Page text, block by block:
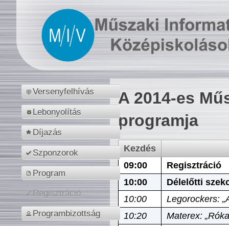
Versenyfelhívás
Lebonyolítás
Díjazás
Szponzorok
Program
Regisztráció
Programbizottság
A 2014-es
programja
Kezdés
09:00
Regisztráció
10:00
Délelőtti
10:00
Legorockers:
10:20
Materex: